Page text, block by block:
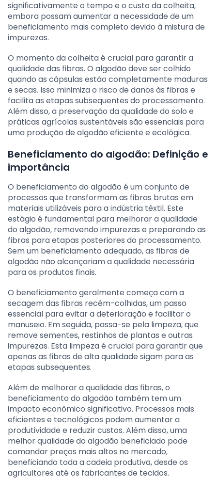
significativamente o tempo e o custo da colheita,
embora possam aumentar a necessidade de um
beneficiamento mais completo devido à mistura de
impurezas.
O momento da colheita é crucial para garantir a
qualidade das fibras. O algodão deve ser colhido
quando as cápsulas estão completamente maduras
e secas. Isso minimiza o risco de danos às fibras e
facilita as etapas subsequentes do processamento.
Além disso, a preservação da qualidade do solo e
práticas agrícolas sustentáveis são essenciais para
uma produção de algodão eficiente e ecológica.
Beneficiamento do algodão: Definição e
importância
O beneficiamento do algodão é um conjunto de
processos que transformam as fibras brutas em
materiais utilizáveis para a indústria têxtil. Este
estágio é fundamental para melhorar a qualidade
do algodão, removendo impurezas e preparando as
fibras para etapas posteriores do processamento.
Sem um beneficiamento adequado, as fibras de
algodão não alcançariam a qualidade necessária
para os produtos finais.
O beneficiamento geralmente começa com a
secagem das fibras recém-colhidas, um passo
essencial para evitar a deterioração e facilitar o
manuseio. Em seguida, passa-se pela limpeza, que
remove sementes, restinhos de plantas e outras
impurezas. Esta limpeza é crucial para garantir que
apenas as fibras de alta qualidade sigam para as
etapas subsequentes.
Além de melhorar a qualidade das fibras, o
beneficiamento do algodão também tem um
impacto econômico significativo. Processos mais
eficientes e tecnológicos podem aumentar a
produtividade e reduzir custos. Além disso, uma
melhor qualidade do algodão beneficiado pode
comandar preços mais altos no mercado,
beneficiando toda a cadeia produtiva, desde os
agricultores até os fabricantes de tecidos.